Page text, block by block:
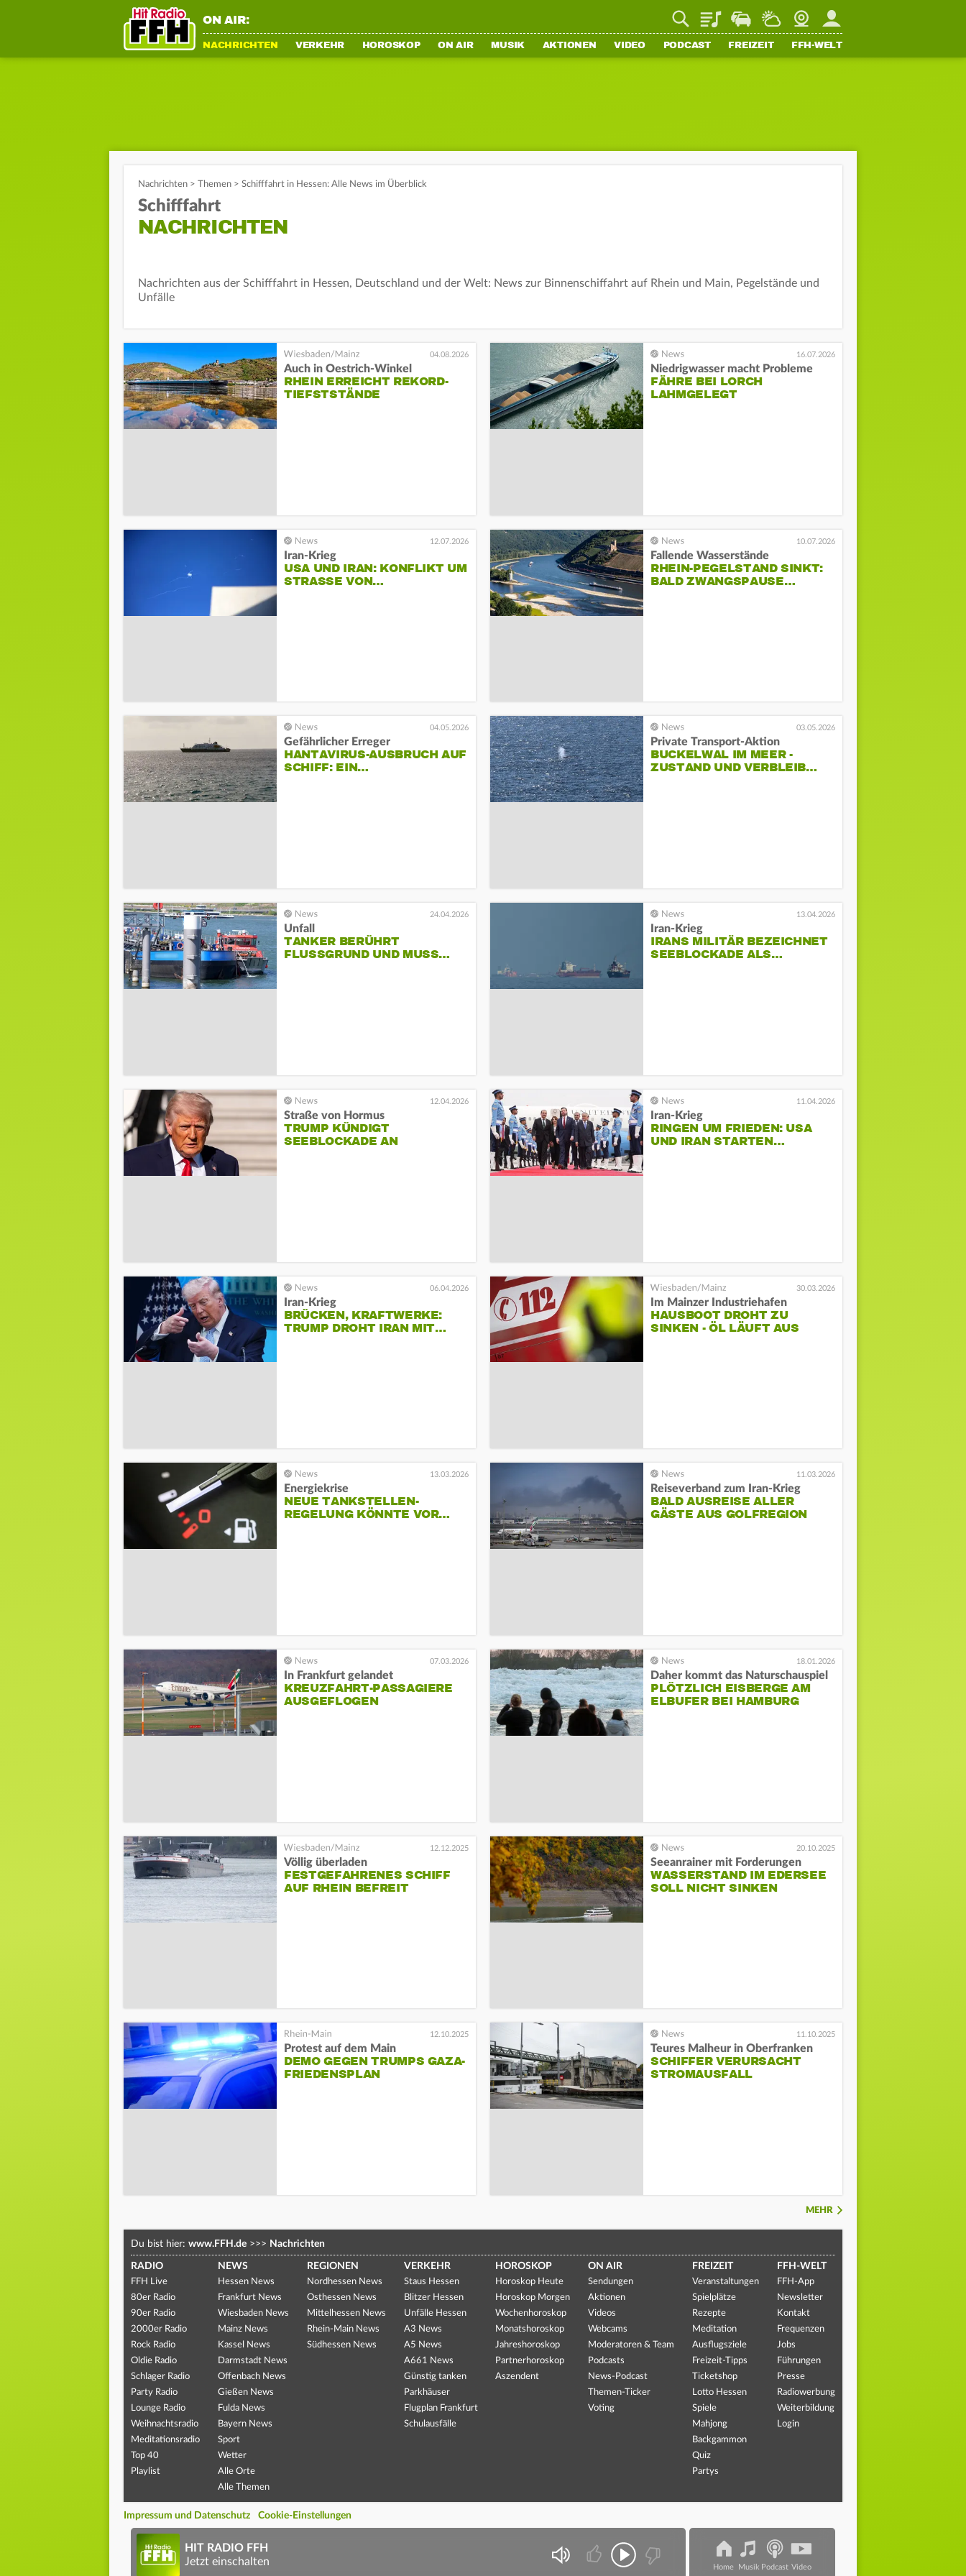
ON AIR: PlaylistStaupilotWetterWebcamMein FFH
NACHRICHTEN VERKEHR HOROSKOP ON AIR MUSIK AKTIONEN VIDEO PODCAST FREIZEIT FFH-WELT
Nachrichten > Themen > Schifffahrt in Hessen: Alle News im Überblick
Schifffahrt
NACHRICHTEN
Nachrichten aus der Schifffahrt in Hessen, Deutschland und der Welt: News zur Binnenschiffahrt auf Rhein und Main, Pegelstände und
Unfälle
04.08.2026
Auch in Oestrich-Winkel
RHEIN ERREICHT REKORD-
TIEFSTSTÄNDE
16.07.2026
Niedrigwasser macht Probleme
FÄHRE BEI LORCH
LAHMGELEGT
12.07.2026
Iran-Krieg
USA UND IRAN: KONFLIKT UM
STRASSE VON…
10.07.2026
Fallende Wasserstände
RHEIN-PEGELSTAND SINKT:
BALD ZWANGSPAUSE…
04.05.2026
Gefährlicher Erreger
HANTAVIRUS-AUSBRUCH AUF
SCHIFF: EIN…
03.05.2026
Private Transport-Aktion
BUCKELWAL IM MEER -
ZUSTAND UND VERBLEIB…
24.04.2026
Unfall
TANKER BERÜHRT
FLUSSGRUND UND MUSS…
13.04.2026
Iran-Krieg
IRANS MILITÄR BEZEICHNET
SEEBLOCKADE ALS…
12.04.2026
Straße von Hormus
TRUMP KÜNDIGT
SEEBLOCKADE AN
11.04.2026
Iran-Krieg
RINGEN UM FRIEDEN: USA
UND IRAN STARTEN…
06.04.2026
Iran-Krieg
BRÜCKEN, KRAFTWERKE:
TRUMP DROHT IRAN MIT…
30.03.2026
Im Mainzer Industriehafen
HAUSBOOT DROHT ZU
SINKEN - ÖL LÄUFT AUS
13.03.2026
Energiekrise
NEUE TANKSTELLEN-
REGELUNG KÖNNTE VOR…
11.03.2026
Reiseverband zum Iran-Krieg
BALD AUSREISE ALLER
GÄSTE AUS GOLFREGION
07.03.2026
In Frankfurt gelandet
KREUZFAHRT-PASSAGIERE
AUSGEFLOGEN
18.01.2026
Daher kommt das Naturschauspiel
PLÖTZLICH EISBERGE AM
ELBUFER BEI HAMBURG
12.12.2025
Völlig überladen
FESTGEFAHRENES SCHIFF
AUF RHEIN BEFREIT
20.10.2025
Seeanrainer mit Forderungen
WASSERSTAND IM EDERSEE
SOLL NICHT SINKEN
12.10.2025
Protest auf dem Main
DEMO GEGEN TRUMPS GAZA-
FRIEDENSPLAN
11.10.2025
Teures Malheur in Oberfranken
SCHIFFER VERURSACHT
STROMAUSFALL
MEHR
Du bist hier: www.FFH.de >>> Nachrichten
RADIO
FFH Live
80er Radio
90er Radio
2000er Radio
Rock Radio
Oldie Radio
Schlager Radio
Party Radio
Lounge Radio
Weihnachtsradio
Meditationsradio
Top 40
Playlist
NEWS
Hessen News
Frankfurt News
Wiesbaden News
Mainz News
Kassel News
Darmstadt News
Offenbach News
Gießen News
Fulda News
Bayern News
Sport
Wetter
Alle Orte
Alle Themen
REGIONEN
Nordhessen News
Osthessen News
Mittelhessen News
Rhein-Main News
Südhessen News
VERKEHR
Staus Hessen
Blitzer Hessen
Unfälle Hessen
A3 News
A5 News
A661 News
Günstig tanken
Parkhäuser
Flugplan Frankfurt
Schulausfälle
HOROSKOP
Horoskop Heute
Horoskop Morgen
Wochenhoroskop
Monatshoroskop
Jahreshoroskop
Partnerhoroskop
Aszendent
ON AIR
Sendungen
Aktionen
Videos
Webcams
Moderatoren & Team
Podcasts
News-Podcast
Themen-Ticker
Voting
FREIZEIT
Veranstaltungen
Spielplätze
Rezepte
Meditation
Ausflugsziele
Freizeit-Tipps
Ticketshop
Lotto Hessen
Spiele
Mahjong
Backgammon
Quiz
Partys
FFH-WELT
FFH-App
Newsletter
Kontakt
Frequenzen
Jobs
Führungen
Presse
Radiowerbung
Weiterbildung
Login
Impressum und Datenschutz Cookie-Einstellungen
HIT RADIO FFH
Jetzt einschalten
Home Musik Podcast Video